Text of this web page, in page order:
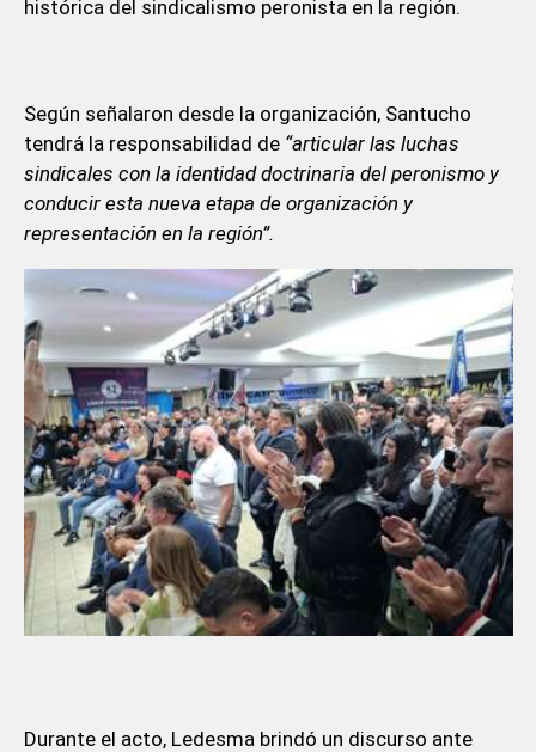
histórica del sindicalismo peronista en la región.
Según señalaron desde la organización, Santucho
tendrá la responsabilidad de “articular las luchas
sindicales con la identidad doctrinaria del peronismo y
conducir esta nueva etapa de organización y
representación en la región”.
Durante el acto, Ledesma brindó un discurso ante